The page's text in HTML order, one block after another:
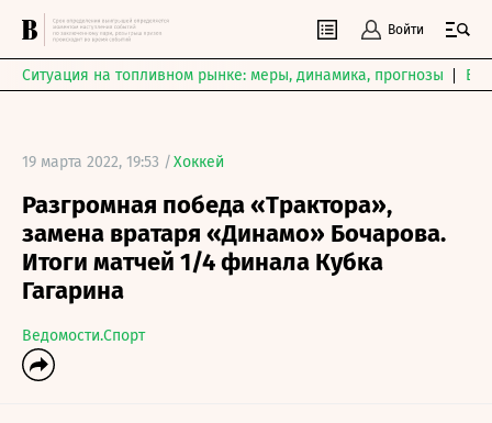
Войти
Ситуация на топливном рынке: меры, динамика, прогнозы
19 марта 2022, 19:53 /Хоккей
Разгромная победа «Трактора»,
замена вратаря «Динамо» Бочарова.
Итоги матчей 1/4 финала Кубка
Гагарина
Ведомости.Спорт